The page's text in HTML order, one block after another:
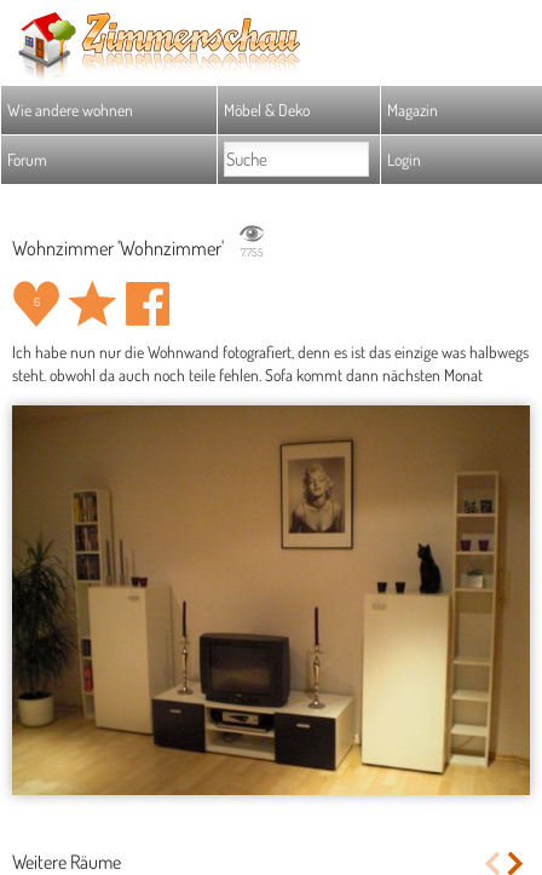
Wie andere wohnen Möbel & Deko Magazin
Forum Login
Wohnzimmer 'Wohnzimmer' 7.755
6
Ich habe nun nur die Wohnwand fotografiert, denn es ist das einzige was halbwegs
steht. obwohl da auch noch teile fehlen. Sofa kommt dann nächsten Monat
Weitere Räume